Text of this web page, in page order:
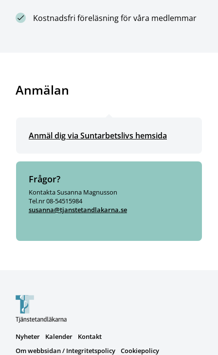
Kostnadsfri föreläsning för våra medlemmar
Anmälan
Anmäl dig via Suntarbetslivs hemsida
Frågor?
Kontakta Susanna Magnusson
Tel.nr 08-54515984
susanna@tjanstetandlakarna.se
Nyheter Kalender
Kontakt
Om webbsidan / Integritetspolicy
Cookiepolicy